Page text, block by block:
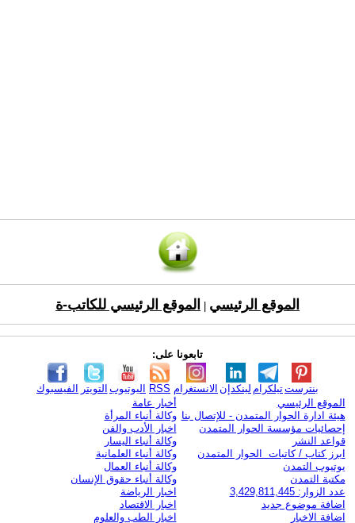
الموقع الرئيسي الموقع الرئيسي للكاتب-ة
تابعونا على:
الفيسبوك التويتر اليوتيوب RSS الانستغرام لينكدإن تيلكرامبنترست
الموقع الرئيسي
هيئة ادارة الحوار المتمدن - للإتصال بنا
إحصائيات مؤسسة الحوار المتمدن
قواعد النشر
ابرز كتاب / كاتبات الحوار المتمدن
يوتيوب التمدن
مكتبة التمدن
عدد الزوار: 3,429,811,445
اضافة موضوع جديد
اضافة الاخبار
أخبار عامة
وكالة أنباء المرأة
اخبار الأدب والفن
وكالة أنباء اليسار
وكالة أنباء العلمانية
وكالة أنباء العمال
وكالة أنباء حقوق الإنسان
اخبار الرياضة
اخبار الاقتصاد
اخبار الطب والعلوم